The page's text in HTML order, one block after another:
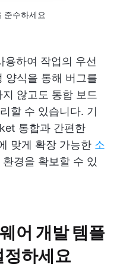
준수하세요
용하여 작업의 우선
양식을 통해 버그를
않고도 통합 보드
할 수 있습니다. 기
통합과 간편한
맞게 확장 가능한 소
환경을 확보할 수 있
어 개발 템플
정하세요